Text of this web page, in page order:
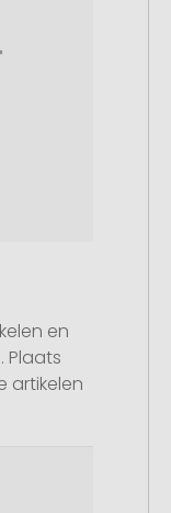
en
Plaats
artikelen